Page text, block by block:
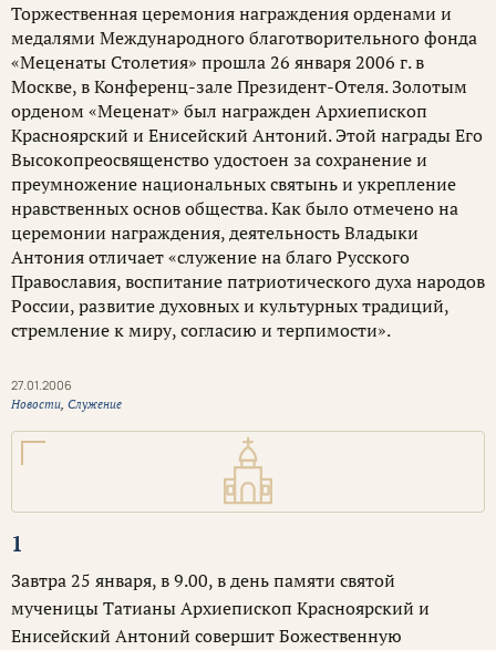
Торжественная церемония награждения орденами и
медалями Международного благотворительного фонда
«Меценаты Столетия» прошла 26 января 2006 г. в
Москве, в Конференц-зале Президент-Отеля. Золотым
орденом «Меценат» был награжден Архиепископ
Красноярский и Енисейский Антоний. Этой награды Его
Высокопреосвященство удостоен за сохранение и
преумножение национальных святынь и укрепление
нравственных основ общества. Как было отмечено на
церемонии награждения, деятельность Владыки
Антония отличает «служение на благо Русского
Православия, воспитание патриотического духа народов
России, развитие духовных и культурных традиций,
стремление к миру, согласию и терпимости».
27.01.2006
Новости, Служение
1
Завтра 25 января, в 9.00, в день памяти святой
мученицы Татианы Архиепископ Красноярский и
Енисейский Антоний совершит Божественную